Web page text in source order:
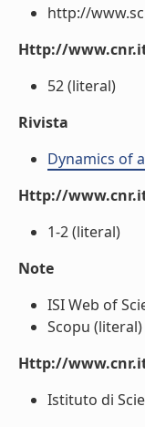
http://
Http://
52 (literal)
Rivista
Dynamics of
Http://
1-2 (literal)
Note
ISI Web of
Scopu (literal)
Http://
Istituto di